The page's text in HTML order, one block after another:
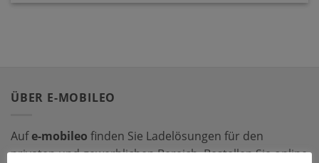
ÜBER E-MOBILEO
Aufe-mobileo finden Sie Ladelösungen für den
privaten und gewerblichen Bereich. Bestellen Sie online